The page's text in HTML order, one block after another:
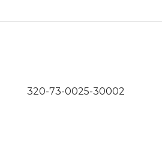
320-73-0025-30002